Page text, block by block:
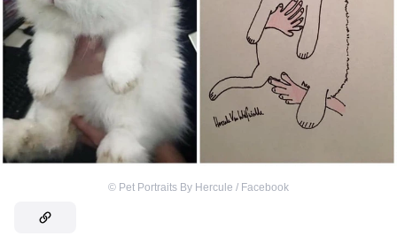
© Pet Portraits By Hercule / Facebook